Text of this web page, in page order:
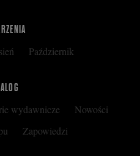
Październik
wydawnicze
Nowości
Zapowiedzi